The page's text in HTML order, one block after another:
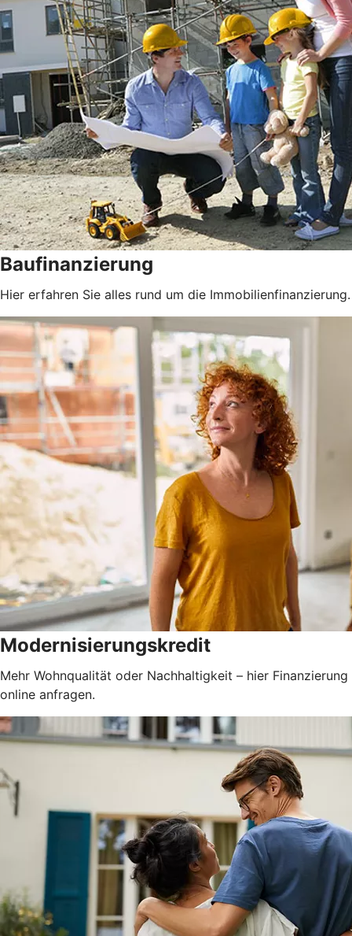
Baufinanzierung
Hier erfahren Sie alles rund um die Immobilienfinanzierung.
Modernisierungskredit
Mehr Wohnqualität oder Nachhaltigkeit – hier Finanzierung
online anfragen.